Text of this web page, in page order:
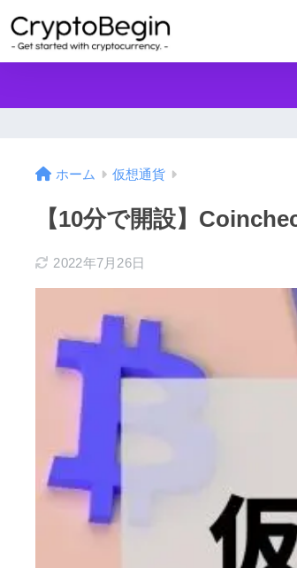
ホーム 仮想通貨
【10分で開設】
2022年7月26日